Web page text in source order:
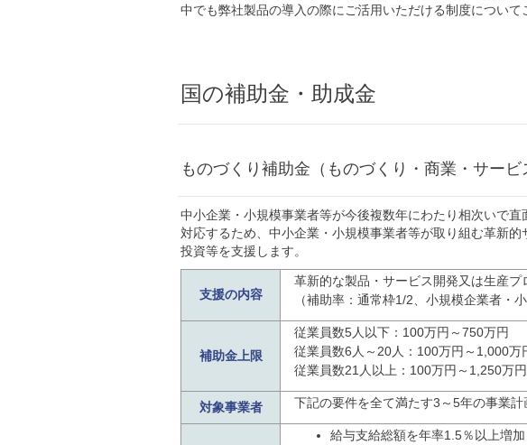
中でも弊社製品の導入の際にご活用いただける制度について
国の補助金・助成金
ものづくり補助金（ものづくり・商業・サービ
中小企業・小規模事業者等が今後複数年にわたり相次いで
対応するため、中小企業・小規模事業者等が取り組む革新
投資等を支援します。
支援の内容
革新的な製品・サービス開発又は生産
（補助率：通常枠1/2、小規模企業者・
補助金上限
従業員数5人以下：100万円～750万円
従業員数6人～20人：100万円～1,000万
従業員数21人以上：100万円～1,250万円
対象事業者 下記の要件を全て満たす3～5年の事業
給与支給総額を年率1.5％以上増加